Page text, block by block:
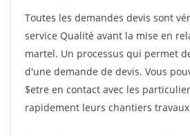
Toutes les demandes devis sont
service Qualité avant la mise en
martel. Un processus qui permet
d'une demande de devis. Vous
$etre en contact avec les
rapidement leurs chantiers